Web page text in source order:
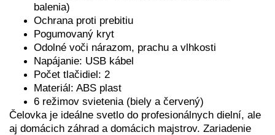
balenia)
Ochrana proti prebitiu
Pogumovaný kryt
Odolné voči nárazom, prachu a vlhkosti
Napájanie: USB kábel
Počet tlačidiel: 2
Materiál: ABS plast
6 režimov svietenia (biely a červený)
Čelovka je ideálne svetlo do profesionálnych dielní, ale
aj domácich záhrad a domácich majstrov. Zariadenie